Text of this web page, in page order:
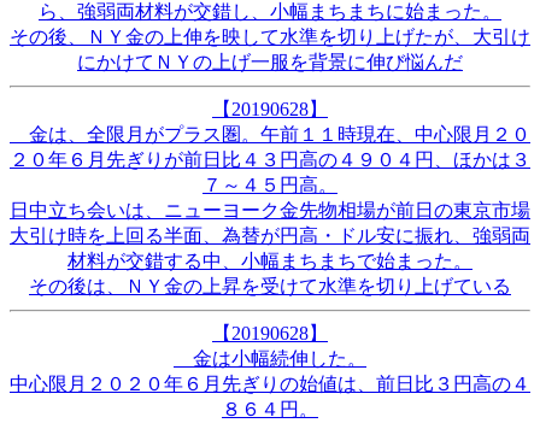
ら、強弱両材料が交錯し、小幅まちまちに始まった。
その後、ＮＹ金の上伸を映して水準を切り上げたが、大引け
にかけてＮＹの上げ一服を背景に伸び悩んだ
【20190628】
金は、全限月がプラス圏。午前１１時現在、中心限月２０
２０年６月先ぎりが前日比４３円高の４９０４円、ほかは３
７～４５円高。
日中立ち会いは、ニューヨーク金先物相場が前日の東京市場
大引け時を上回る半面、為替が円高・ドル安に振れ、強弱両
材料が交錯する中、小幅まちまちで始まった。
その後は、ＮＹ金の上昇を受けて水準を切り上げている
【20190628】
金は小幅続伸した。
中心限月２０２０年６月先ぎりの始値は、前日比３円高の４
８６４円。